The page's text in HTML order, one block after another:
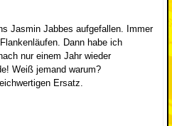
Jasmin Jabbes aufgefallen. Immer
Dann habe ich
nur einem Jahr wieder
Weiß jemand warum?
Ersatz.